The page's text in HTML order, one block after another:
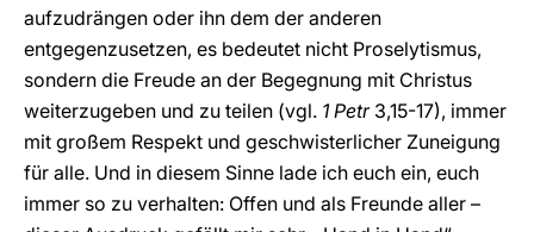
aufzudrängen oder ihn dem der anderen
entgegenzusetzen, es bedeutet nicht Proselytismus,
sondern die Freude an der Begegnung mit Christus
weiterzugeben und zu teilen (vgl. 1 Petr3,15-17), immer
mit großem Respekt und geschwisterlicher Zuneigung
für alle. Und in diesem Sinne lade ich euch ein, euch
immer so zu verhalten: Offen und als Freunde aller –